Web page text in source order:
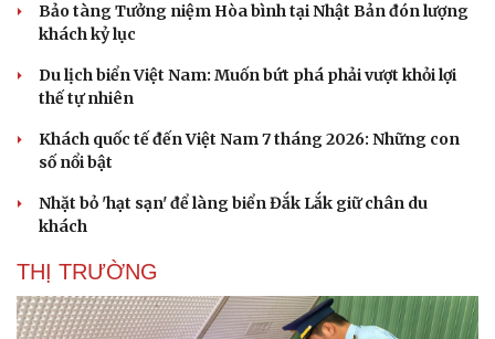
Bảo tàng Tưởng niệm Hòa bình tại Nhật Bản đón lượng
khách kỷ lục
Du lịch biển Việt Nam: Muốn bứt phá phải vượt khỏi lợi
thế tự nhiên
Khách quốc tế đến Việt Nam 7 tháng 2026: Những con
số nổi bật
Nhặt bỏ 'hạt sạn' để làng biển Đắk Lắk giữ chân du
khách
THỊ TRƯỜNG